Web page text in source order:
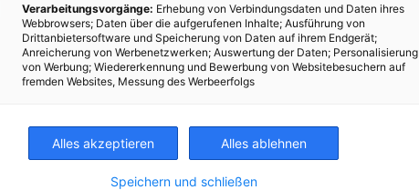
Verarbeitungsvorgänge: Erhebung von Verbindungsdaten und Daten ihres
Webbrowsers; Daten über die aufgerufenen Inhalte; Ausführung von
Drittanbietersoftware und Speicherung von Daten auf ihrem Endgerät;
Anreicherung von Werbenetzwerken; Auswertung der Daten; Personalisierung
von Werbung; Wiedererkennung und Bewerbung von Websitebesuchern auf
fremden Websites, Messung des Werbeerfolgs
Alles akzeptieren Alles ablehnen
Speichern und schließen